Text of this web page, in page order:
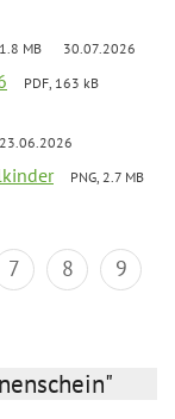
MB 30.07.2026
PDF, 163 kB
23.06.2026
PNG, 2.7 MB
7 8
9